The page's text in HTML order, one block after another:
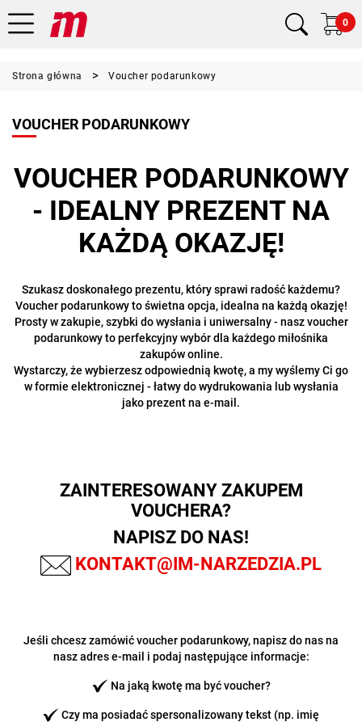
0
Strona główna Voucher podarunkowy
VOUCHER PODARUNKOWY
VOUCHER PODARUNKOWY
- IDEALNY PREZENT NA
KAŻDĄ OKAZJĘ!
Szukasz doskonałego prezentu, który sprawi radość każdemu?
Voucher podarunkowy to świetna opcja, idealna na każdą okazję!
Prosty w zakupie, szybki do wysłania i uniwersalny - nasz voucher
podarunkowy to perfekcyjny wybór dla każdego miłośnika
zakupów online.
Wystarczy, że wybierzesz odpowiednią kwotę, a my wyślemy Ci go
w formie elektronicznej - łatwy do wydrukowania lub wysłania
jako prezent na e-mail.
ZAINTERESOWANY ZAKUPEM
VOUCHERA?
NAPISZ DO NAS!
KONTAKT@IM-NARZEDZIA.PL
Jeśli chcesz zamówić voucher podarunkowy, napisz do nas na
nasz adres e-mail i podaj następujące informacje:
Na jaką kwotę ma być voucher?
Czy ma posiadać spersonalizowany tekst (np. imię